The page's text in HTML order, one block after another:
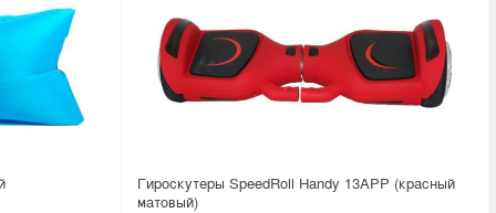
Гироскутеры SpeedRoll Handy 13APP (красный
матовый)